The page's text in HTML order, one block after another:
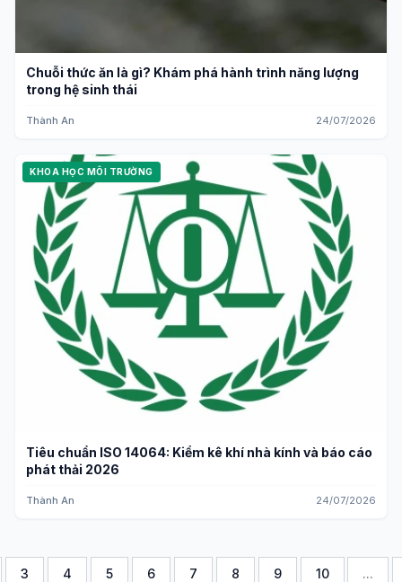
Chuỗi thức ăn là gì? Khám phá hành trình năng lượng
trong hệ sinh thái
Thành An 24/07/2026
KHOA HỌC MÔI TRƯỜNG
Tiêu chuẩn ISO 14064: Kiểm kê khí nhà kính và báo cáo
phát thải 2026
Thành An 24/07/2026
3 4 5 6 7 8 9 10 ...